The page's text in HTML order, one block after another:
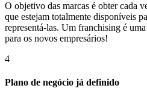
O objetivo das marcas é obter cada
que estejam totalmente disponíveis
representá-las. Um franchising é
para os novos empresários!
4
Plano de negócio já definido